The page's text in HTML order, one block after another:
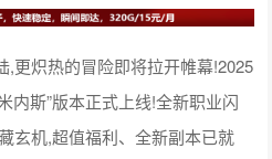
,更炽热的冒险即将拉开帷幕!2025
内斯”版本正式上线!全新职业闪
玄机,超值福利、全新副本已就